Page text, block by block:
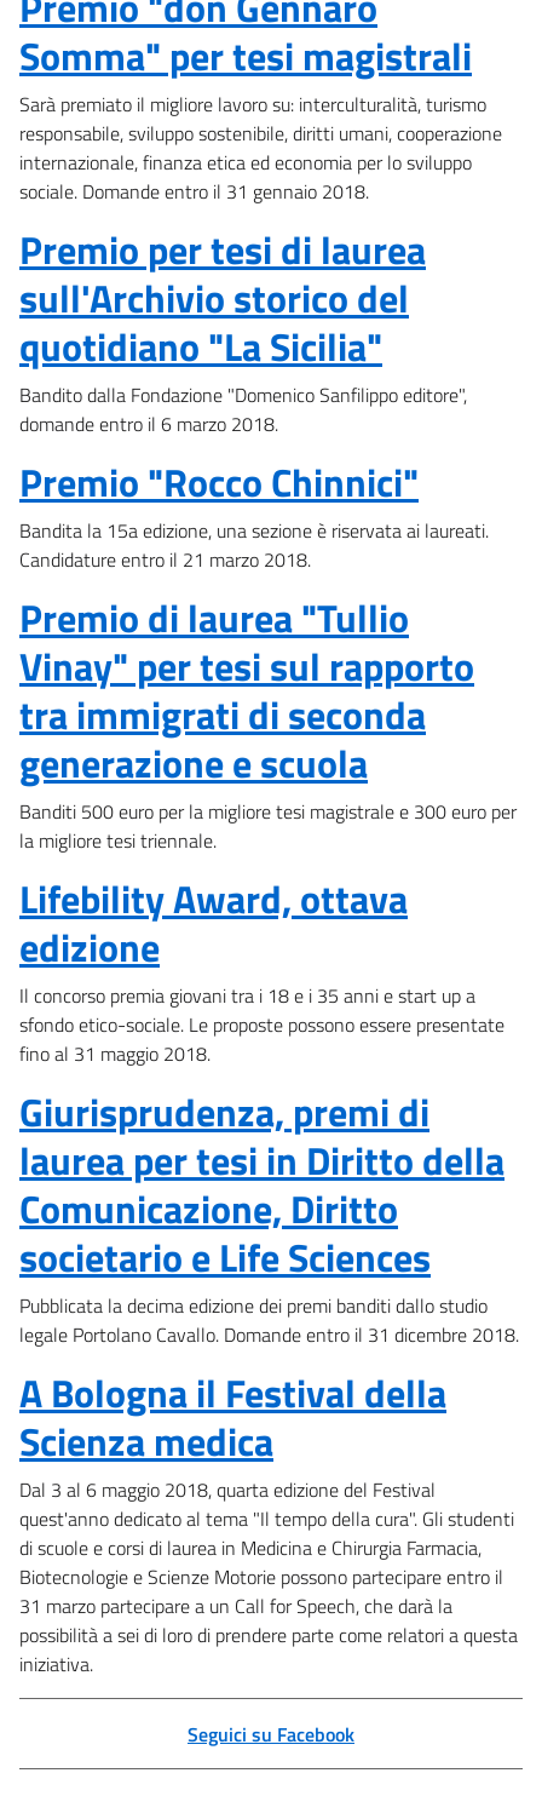
Somma" per tesi magistrali
Sarà premiato il migliore lavoro su: interculturalità, turismo
responsabile, sviluppo sostenibile, diritti umani, cooperazione
internazionale, finanza etica ed economia per lo sviluppo
sociale. Domande entro il 31 gennaio 2018.
Premio per tesi di laurea
sull'Archivio storico del
quotidiano "La Sicilia"
Bandito dalla Fondazione "Domenico Sanfilippo editore",
domande entro il 6 marzo 2018.
Premio "Rocco Chinnici"
Bandita la 15a edizione, una sezione è riservata ai laureati.
Candidature entro il 21 marzo 2018.
Premio di laurea "Tullio
Vinay" per tesi sul rapporto
tra immigrati di seconda
generazione e scuola
Banditi 500 euro per la migliore tesi magistrale e 300 euro per
la migliore tesi triennale.
Lifebility Award, ottava
edizione
Il concorso premia giovani tra i 18 e i 35 anni e start up a
sfondo etico-sociale. Le proposte possono essere presentate
fino al 31 maggio 2018.
Giurisprudenza, premi di
laurea per tesi in Diritto della
Comunicazione, Diritto
societario e Life Sciences
Pubblicata la decima edizione dei premi banditi dallo studio
legale Portolano Cavallo. Domande entro il 31 dicembre 2018.
A Bologna il Festival della
Scienza medica
Dal 3 al 6 maggio 2018, quarta edizione del Festival
quest'anno dedicato al tema "Il tempo della cura". Gli studenti
di scuole e corsi di laurea in ​Medicina e Chirurgia Farmacia,
Biotecnologie e Scienze Motorie possono partecipare entro il
31 marzo partecipare a un Call for Speech, che darà la
possibilità a sei di loro di prendere parte come relatori a questa
iniziativa.
Seguici su Facebook